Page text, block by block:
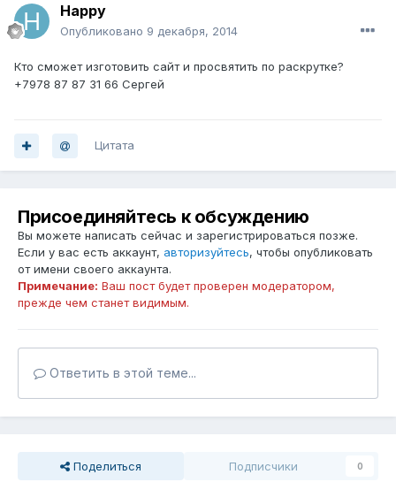
Happy
Опубликовано 9 декабря, 2014
Кто сможет изготовить сайт и просвятить по раскрутке?
+7978 87 87 31 66 Сергей
Цитата
Присоединяйтесь к обсуждению
Вы можете написать сейчас и зарегистрироваться позже.
Если у вас есть аккаунт, авторизуйтесь, чтобы опубликовать
от имени своего аккаунта.
Примечание: Ваш пост будет проверен модератором,
прежде чем станет видимым.
Ответить в этой теме...
Поделиться Подписчики 0